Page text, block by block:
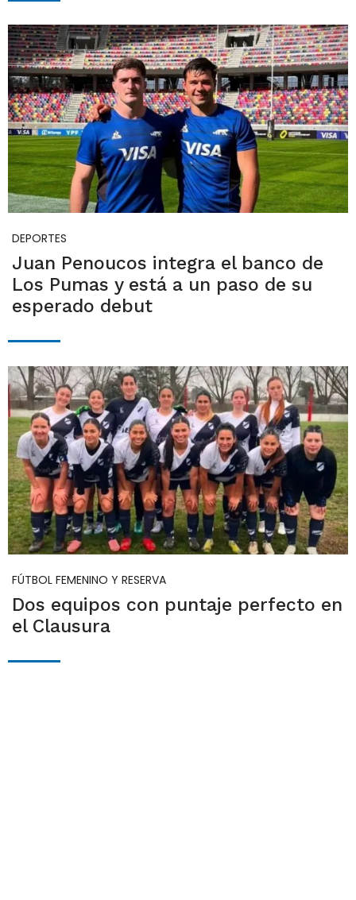
DEPORTES
Juan Penoucos integra el banco de
Los Pumas y está a un paso de su
esperado debut
FÚTBOL FEMENINO Y RESERVA
Dos equipos con puntaje perfecto en
el Clausura